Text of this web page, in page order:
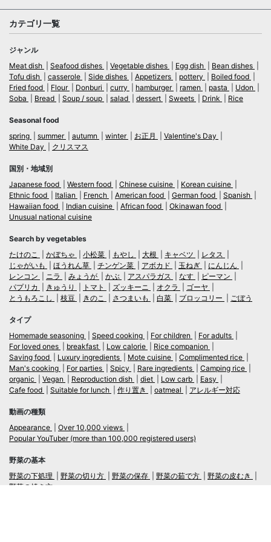
カテゴリ一覧
ジャンル
Meat dish
Seafood dishes Vegetable dishes Egg dish
Bean dishes
Tofu dish
casserole Side dishes Appetizers pottery
Boiled food
Fried food
Flour Donburi curry hamburger ramen pasta
Udon
Soba
Bread Soup / soup salad dessert Sweets Drink Rice
Seasonal food
spring
summer autumn winter お正月
Valentine's Day
White Day
クリスマス
国別・地域別
Japanese food
Western food Chinese cuisine
Korean cuisine
Ethnic food
Italian French American food German food
Spanish
Hawaiian food
Indian cuisine African food
Okinawan food
Unusual national cuisine
Search by vegetables
たけのこ
かぼちゃ 小松菜 もやし 大根 キャベツ
レタス
じゃがいも
ほうれん草 チンゲン菜 アボカド 玉ねぎ
にんじん
レンコン
ニラ みょうが かぶ アスパラガス なす
ピーマン
パプリカ
きゅうり トマト ズッキーニ オクラ
ゴーヤ
とうもろこし
枝豆 きのこ さつまいも 白菜 ブロッコリー ごぼう
タイプ
Homemade seasoning
Speed cooking For children
For adults
For loved ones
breakfast Low calorie
Rice companion
Saving food
Luxury ingredients Mote cuisine
Complimented rice
Man's cooking
For parties Spicy Rare ingredients
Camping rice
organic
Vegan Reproduction dish diet Low carb
Easy
Cafe food
Suitable for lunch 作り置き oatmeal アレルギー対応
動画の種類
Appearance
Over 10,000 views
Popular YouTuber (more than 100,000 registered users)
野菜の基本
野菜の下処理
野菜の切り方 野菜の保存 野菜の茹で方
野菜の皮むき
野菜の焼き方